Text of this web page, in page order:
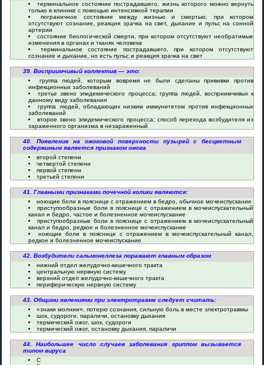
терминальное состояние пострадавшего, жизнь которого можно вернуть
только в клинике с помощью интенсивной терапии
пограничное состояние между жизнью и смертью, при котором
отсутствуют сознание, реакция зрачка на свет, дыхание и пульс на сонной
артерии
состояние биологической смерти, при котором отсутствуют необратимые
изменения в органах и тканях человека
терминальное состояние пострадавшего, при котором отсутствуют
сознание и дыхание, но есть пульс и реакция зрачка на свет
39. Восприимчивый коллектив — это:
группа людей, которым вовремя не были сделаны прививки против
инфекционных заболеваний
третье звено эпидемического процесса; группа людей, восприимчивых к
данному виду заболевания
группа людей, обладающих низким иммунитетом против инфекционных
заболеваний
второе звено эпидемического процесса; способ перехода возбудителя из
зараженного организма в незараженный
40. Появление на ожоговой поверхности пузырей с бесцветным
содержимым является признаком ожога
второй степени
четвертой степени
первой степени
третьей степени
41. Главными признаками почечной колики являются:
ноющие боли в пояснице с отражением в бедро, обычное мочеиспускание
приступообразные боли в пояснице с отражением в мочеиспускательный
канал и бедро, частое и болезненное мочеиспускание
приступообразные боли в пояснице с отражением в мочеиспускательный
канал и бедро, редкое и болезненное мочеиспускание
ноющие боли в пояснице с отражением в мочеиспускательный канал,
редкое и болезненное мочеиспускание
42. Возбудители сальмонеллеза поражают главным образом
нижний отдел желудочно-кишечного тракта
центральную нервную систему
верхний отдел желудочно-кишечного тракта
периферическую нервную систему
43. Общими явлениями при электротравме следует считать:
«знаки молнии», потерю сознания, сильную боль в месте электротравмы
шок, судороги, параличи, остановку дыхания
термический ожог, шок, судороги
термический ожог, остановку дыхания, параличи
44. Наибольшее число случаев заболевания гриппом вызывается
типом вируса
С